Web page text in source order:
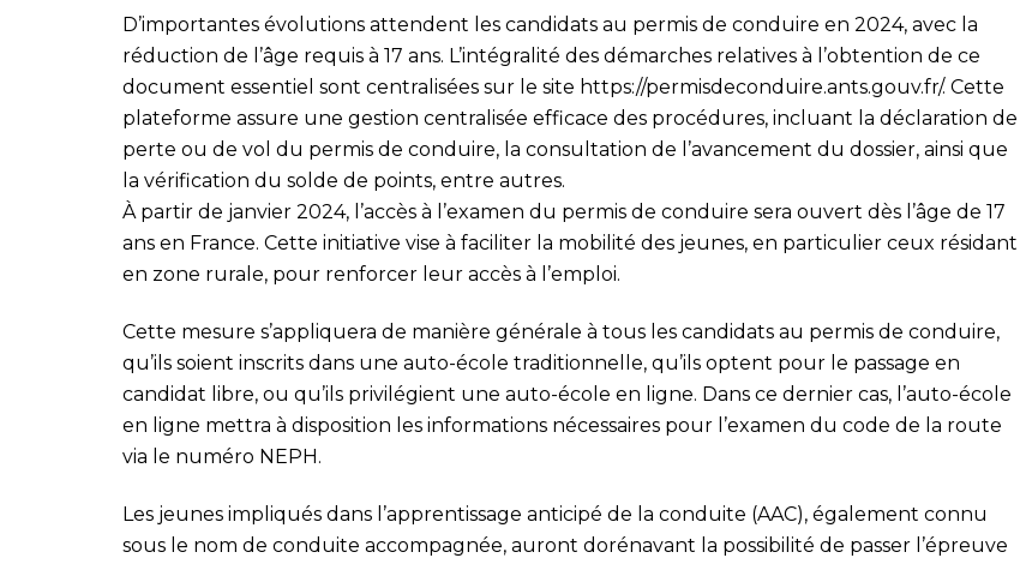
D’importantes évolutions attendent les candidats au permis de conduire en 2024, avec la
réduction de l’âge requis à 17 ans. L’intégralité des démarches relatives à l’obtention de ce
document essentiel sont centralisées sur le site https://permisdeconduire.ants.gouv.fr/. Cette
plateforme assure une gestion centralisée efficace des procédures, incluant la déclaration de
perte ou de vol du permis de conduire, la consultation de l’avancement du dossier, ainsi que
la vérification du solde de points, entre autres.
À partir de janvier 2024, l’accès à l’examen du permis de conduire sera ouvert dès l’âge de 17
ans en France. Cette initiative vise à faciliter la mobilité des jeunes, en particulier ceux résidant
en zone rurale, pour renforcer leur accès à l’emploi.
Cette mesure s’appliquera de manière générale à tous les candidats au permis de conduire,
qu’ils soient inscrits dans une auto-école traditionnelle, qu’ils optent pour le passage en
candidat libre, ou qu’ils privilégient une auto-école en ligne. Dans ce dernier cas, l’auto-école
en ligne mettra à disposition les informations nécessaires pour l’examen du code de la route
via le numéro NEPH.
Les jeunes impliqués dans l’apprentissage anticipé de la conduite (AAC), également connu
sous le nom de conduite accompagnée, auront dorénavant la possibilité de passer l’épreuve